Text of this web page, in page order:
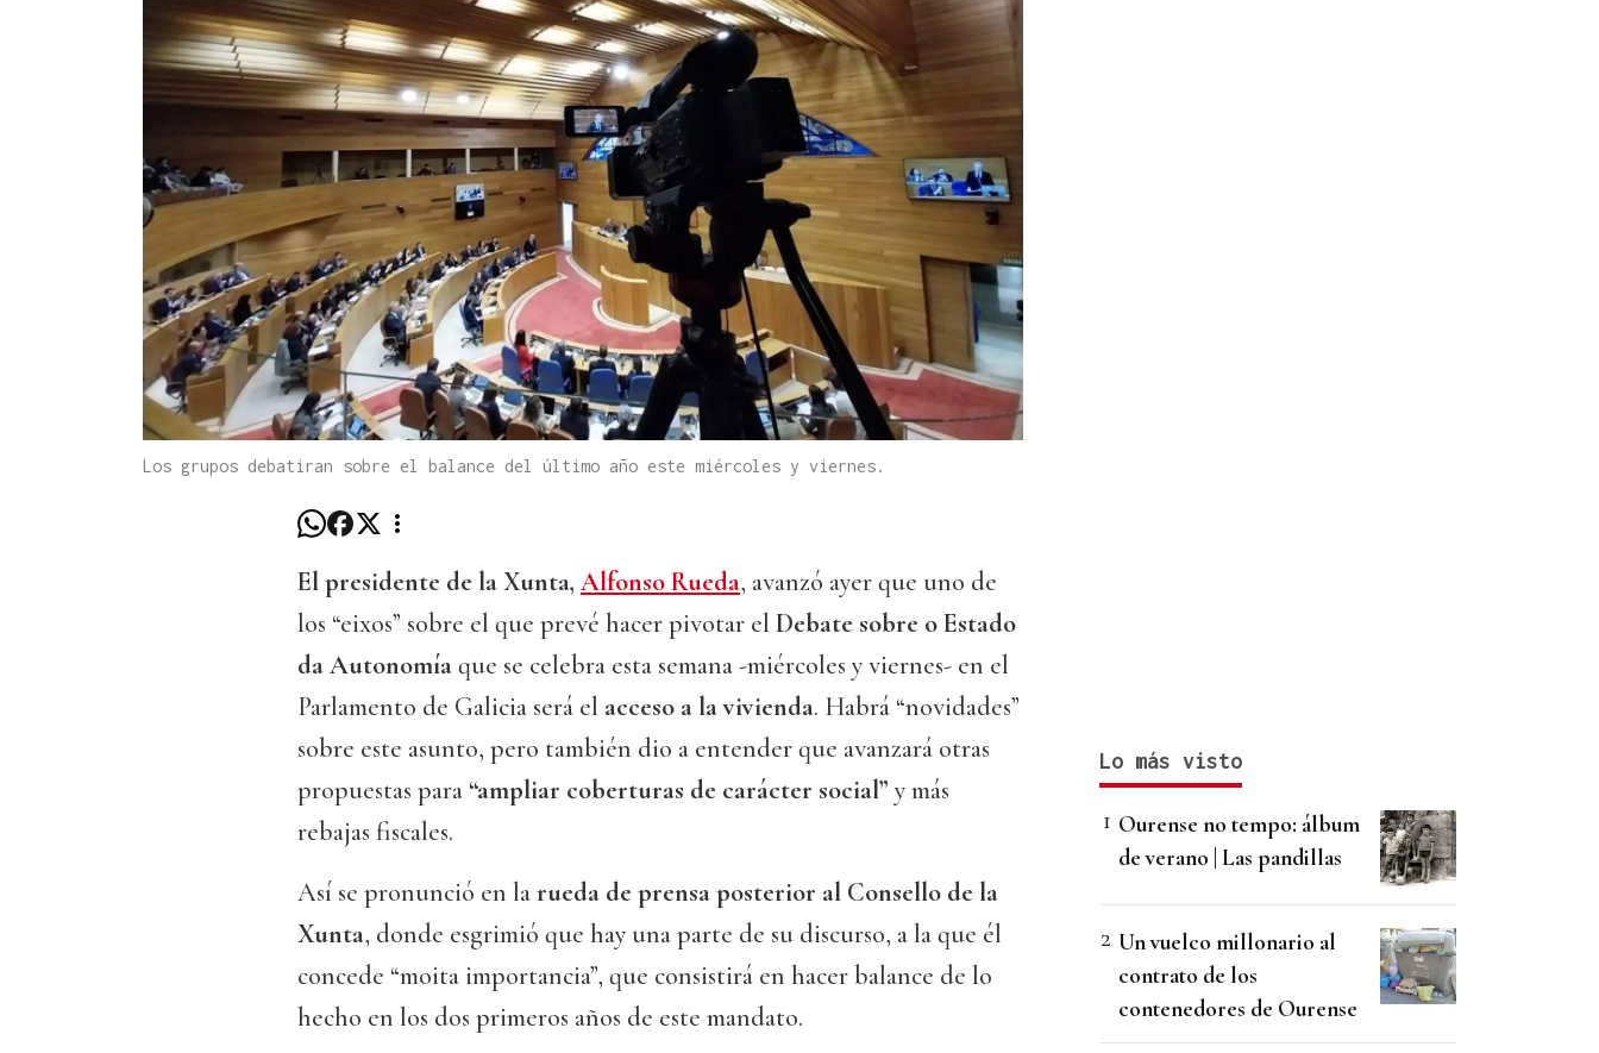
Los grupos debatiran sobre el balance del último año este miércoles y viernes.
El presidente de la Xunta, Alfonso Rueda, avanzó ayer que uno de
los “eixos” sobre el que prevé hacer pivotar el Debate sobre o Estado
da Autonomíaque se celebra esta semana -miércoles y viernes- en el
Parlamento de Galicia será el acceso a la vivienda. Habrá “novidades”
sobre este asunto, pero también dio a entender que avanzará otras
propuestas para“ampliar coberturas de carácter social” y más
rebajas fiscales.
Así se pronunció en larueda de prensa posterior al Consello de la
Xunta, donde esgrimió que hay una parte de su discurso, a la que él
concede “moita importancia”, que consistirá en hacer balance de lo
hecho en los dos primeros años de este mandato.
Lo más visto
Ourense no tempo: álbum
de verano | Las pandillas
Un vuelco millonario al
contrato de los
contenedores de Ourense